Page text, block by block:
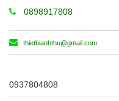
0898917808
thietbianhthu@gmail.com
0937804808